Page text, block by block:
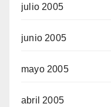
julio 2005
junio 2005
mayo 2005
abril 2005